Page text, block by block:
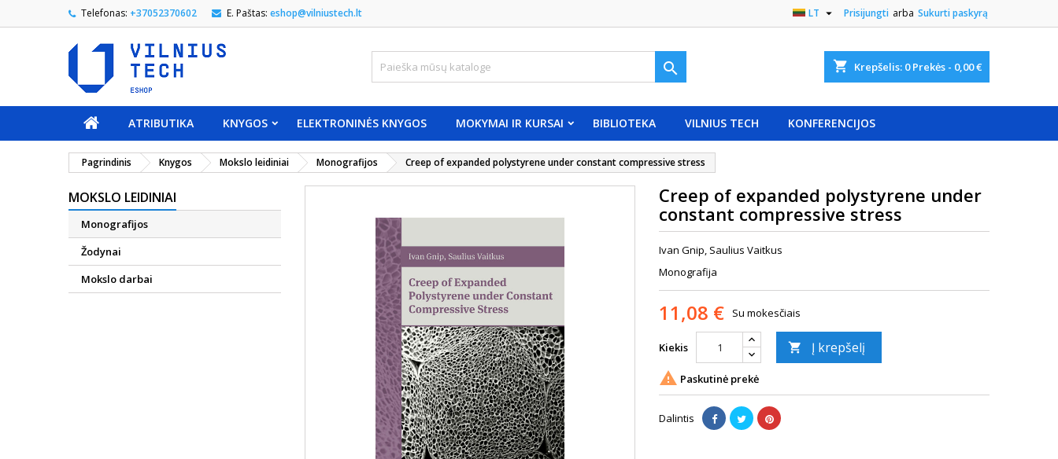
Telefonas: +37052370602 E. Paštas: eshop@vilniustech.lt Prisijungti arba Sukurti paskyrą
LT 
shopping_cart Krepšelis: 0Prekės - 0,00 €

ATRIBUTIKA KNYGOS ELEKTRONINĖS KNYGOS MOKYMAI IR KURSAI BIBLIOTEKA VILNIUS TECH KONFERENCIJOS
Pagrindinis Knygos Mokslo leidiniai Monografijos Creep of expanded polystyrene under constant compressive stress
MOKSLO LEIDINIAI
Monografijos
Žodynai
Mokslo darbai
Creep of expanded polystyrene under
constant compressive stress
Ivan Gnip, Saulius Vaitkus
Monografija
11,08 € Su mokesčiais
Kiekis  Į krepšelį
 Paskutinė prekė
Dalintis